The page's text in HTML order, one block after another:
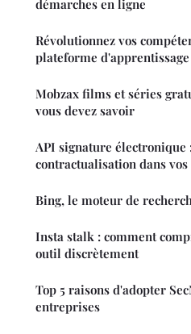
démarches en ligne
Révolutionnez vos
plateforme
Mobzax films et séries
vous devez savoir
API signature électronique
contractualisation dans
Bing, le moteur de
Insta stalk : comment
outil discrètement
Top 5 raisons d'adopter
entreprises